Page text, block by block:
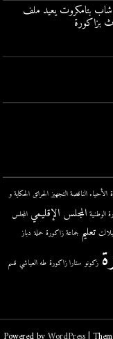
شاب بتامكروت يعيد ملف
بزاكورة
الأحياء الناقصة التجهيز الحرائق الحكاية و
الوطنية المجلس الإقليمي المجلس
تعليم جماعة زاكورة حملة دباز
زكونو ستارا زاكورة طه العياشي قسم